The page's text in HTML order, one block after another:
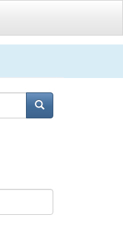
Căutare